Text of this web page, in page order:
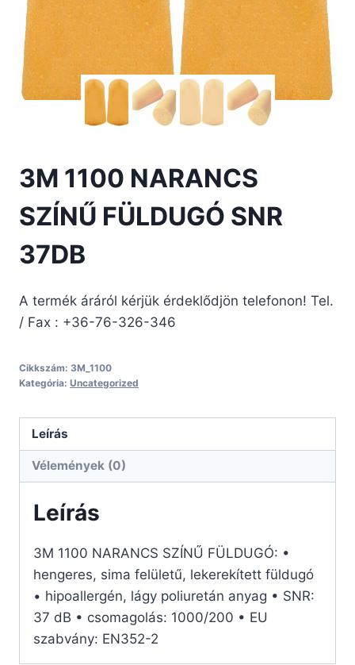
3M 1100 NARANCS
SZÍNŰ FÜLDUGÓ SNR
37DB
A termék áráról kérjük érdeklődjön telefonon! Tel.
/ Fax : +36-76-326-346
Cikkszám: 3M_1100
Kategória: Uncategorized
Leírás
Vélemények (0)
Leírás
3M 1100 NARANCS SZÍNŰ FÜLDUGÓ: •
hengeres, sima felületű, lekerekített füldugó
• hipoallergén, lágy poliuretán anyag • SNR:
37 dB • csomagolás: 1000/200 • EU
szabvány: EN352-2